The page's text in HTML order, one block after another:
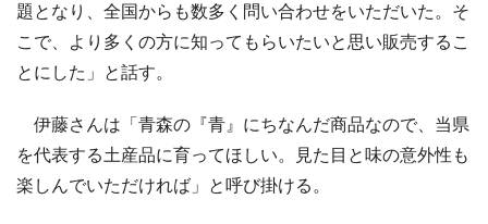
題となり、全国からも数多く問い合わせをいただいた。そ
こで、より多くの方に知ってもらいたいと思い販売するこ
とにした」と話す。
伊藤さんは「青森の『青』にちなんだ商品なので、当県
を代表する土産品に育ってほしい。見た目と味の意外性も
楽しんでいただければ」と呼び掛ける。